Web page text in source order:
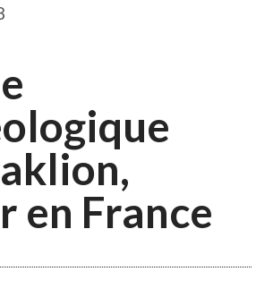
en France